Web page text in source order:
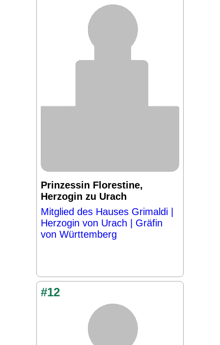
Prinzessin Florestine,
Herzogin zu Urach
Mitglied des Hauses Grimaldi |
Herzogin von Urach | Gräfin
von Württemberg
#12